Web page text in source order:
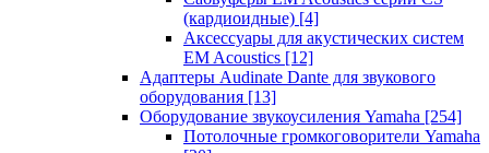
(кардиоидные) [4]
Аксессуары для акустических систем
EM Acoustics [12]
Адаптеры Audinate Dante для звукового
оборудования [13]
Оборудование звукоусиления Yamaha [254]
Потолочные громкоговорители Yamaha